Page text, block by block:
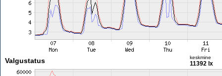
Valgustatus keskmine
11392 lx